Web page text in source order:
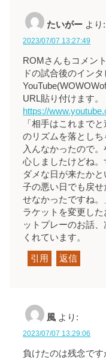
たいがー より:
2023/07/07 13:27:49
ROMさんもコメン
ドの試合後のイン
URL貼り付けます。
https://
「相手はこれまで
のリズムを落とし
入んなかったので
心しましたけどね
ダメな日が来たか
子の悪い日でも戻
せなかったですね。
ラケットを変更し
ットプレーのお話
くれています。
引用 返信
風 より:
2023/07/07 13:29:06
負けたのは残念で